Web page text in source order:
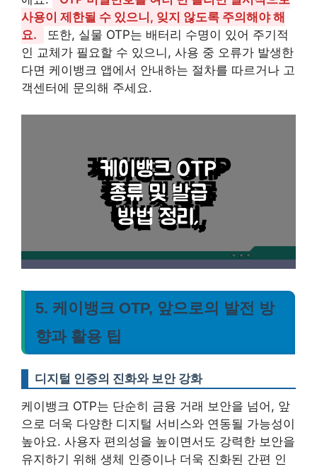
사용이 제한될 수 있으니, 잊지 않도록 주의해야 해
요.
또한, 실물 OTP는 배터리 수명이 있어 주기적
인 교체가 필요할 수 있으니, 사용 중 오류가 발생한
다면 케이뱅크 앱에서 안내하는 절차를 따르거나 고
객센터에 문의해 주세요.
5. 케이뱅크 OTP, 앞으로의 발전 방
향과 활용 팁
디지털 인증의 진화와 보안 강화
케이뱅크 OTP는 단순히 금융 거래 보안을 넘어, 앞
으로 더욱 다양한 디지털 서비스와 연동될 가능성이
높아요. 사용자 편의성을 높이면서도 강력한 보안을
유지하기 위해 생체 인증이나 더욱 진화된 간편 인